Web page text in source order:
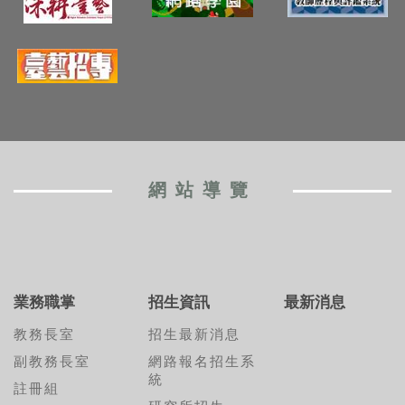
網站導覽
業務職掌
教務長室
副教務長室
註冊組
招生資訊
招生最新消息
網路報名招生系
統
最新消息